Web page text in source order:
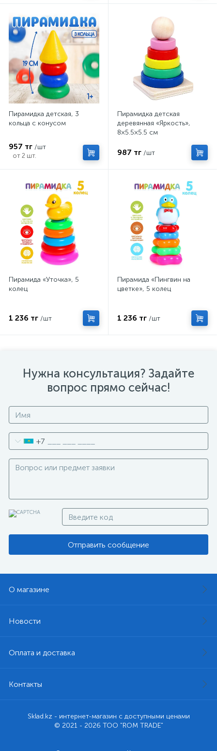
Пирамидка детская, 3
кольца с конусом
957 тг /шт
от 2 шт.
Пирамидка детская
деревянная «Яркость»,
8×5.5×5.5 см
987 тг /шт
Пирамида «Уточка», 5
колец
1 236 тг /шт
Пирамида «Пингвин на
цветке», 5 колец
1 236 тг /шт
Нужна консультация? Задайте
вопрос прямо сейчас!
+7
Отправить сообщение
О магазине
Новости
Оплата и доставка
Контакты
Sklad.kz - интернет-магазин с доступными ценами
© 2021 - 2026 ТОО "ROM TRADE"